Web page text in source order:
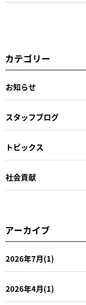
カテゴリー
お知らせ
スタッフブログ
トピックス
社会貢献
アーカイブ
2026年7月(1)
2026年4月(1)